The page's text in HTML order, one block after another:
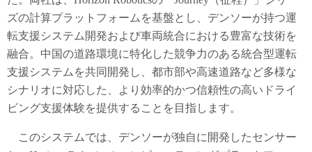
ズの計算プラットフォームを基盤とし、デンソーが持つ運
転支援システム開発および車両統合における豊富な技術を
融合。中国の道路環境に特化した競争力のある統合型運転
支援システムを共同開発し、都市部や高速道路など多様な
シナリオに対応した、より効率的かつ信頼性の高いドライ
ビング支援体験を提供することを目指します。
このシステムでは、デンソーが独自に開発したセンサー